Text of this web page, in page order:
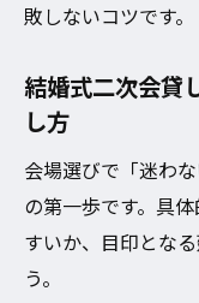
敗しないコツです。
結婚式二次会貸
し方
会場選びで「迷わ
の第一歩です。具
すいか、目印とな
う。